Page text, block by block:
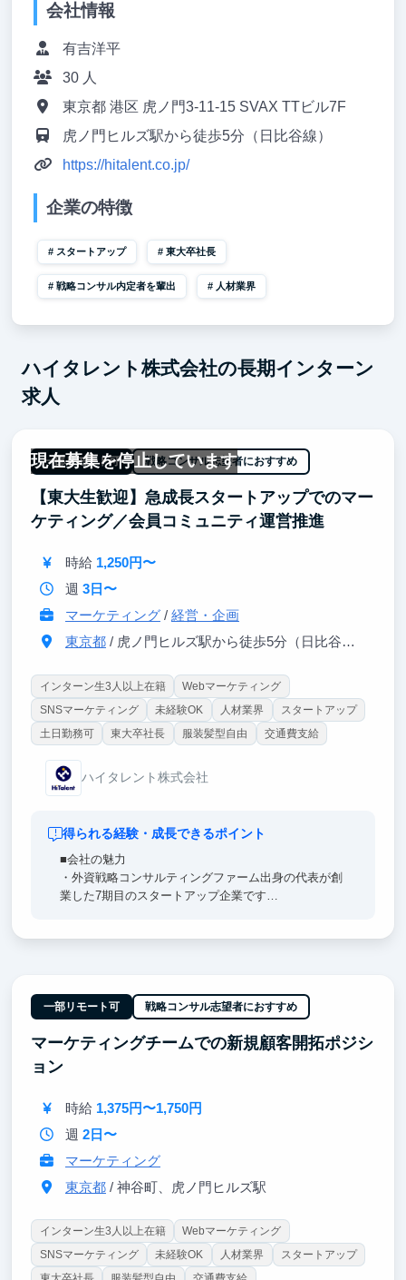
会社情報
有吉洋平
30 人
東京都 港区 虎ノ門3-11-15 SVAX TTビル7F
虎ノ門ヒルズ駅から徒歩5分（日比谷線）
https://hitalent.co.jp/
企業の特徴
スタートアップ 東大卒社長
戦略コンサル内定者を輩出 人材業界
ハイタレント株式会社の長期インターン
求人
現在募集を停止しています
一部リモート可 戦略コンサル志望者におすすめ
【東大生歓迎】急成長スタートアップでのマー
ケティング／会員コミュニティ運営推進
時給 1,250円〜
週 3日〜
マーケティング/ 経営・企画
東京都/ 虎ノ門ヒルズ駅から徒歩5分（日比谷線）
インターン生3人以上在籍
Webマーケティング
SNSマーケティング
未経験OK 人材業界
スタートアップ
土日勤務可
東大卒社長 服装髪型自由 交通費支給
ハイタレント株式会社
得られる経験・成長できるポイント
■会社の魅力
・外資戦略コンサルティングファーム出身の代表が創
業した7期目のスタートアップ企業です
・戦略コンサルティングファームや外資系投資銀行を
経験したフリーランスの方との接点が多く、業界への
深い理解を得ることができます
一部リモート可 戦略コンサル志望者におすすめ
マーケティングチームでの新規顧客開拓ポジシ
ョン
時給 1,375円〜1,750円
週 2日〜
マーケティング
東京都/ 神谷町、虎ノ門ヒルズ駅
インターン生3人以上在籍
Webマーケティング
SNSマーケティング
未経験OK 人材業界
スタートアップ